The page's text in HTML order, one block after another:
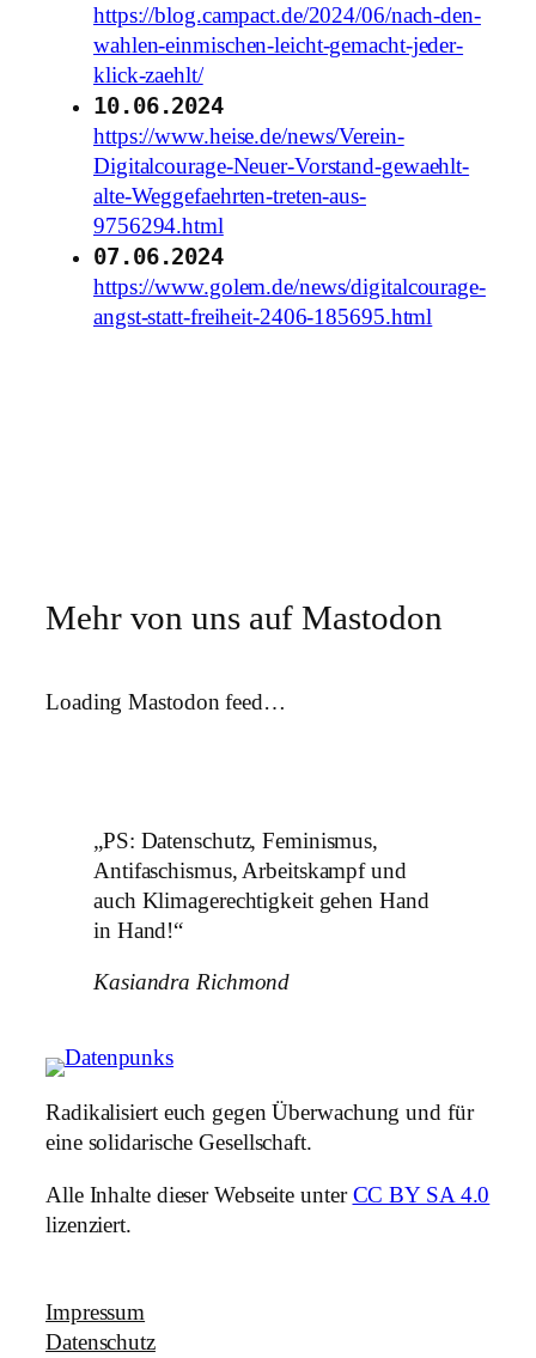
https://blog.campact.de/2024/06/nach-den-
wahlen-einmischen-leicht-gemacht-jeder-
klick-zaehlt/
10.06.2024
https://www.heise.de/news/Verein-
Digitalcourage-Neuer-Vorstand-gewaehlt-
alte-Weggefaehrten-treten-aus-
9756294.html
07.06.2024
https://www.golem.de/news/digitalcourage-
angst-statt-freiheit-2406-185695.html
Mehr von uns auf Mastodon
Loading Mastodon feed…
„PS: Datenschutz, Feminismus,
Antifaschismus, Arbeitskampf und
auch Klimagerechtigkeit gehen Hand
in Hand!“
Kasiandra Richmond
Radikalisiert euch gegen Überwachung und für
eine solidarische Gesellschaft.
Alle Inhalte dieser Webseite unter CC BY SA 4.0
lizenziert.
Impressum
Datenschutz